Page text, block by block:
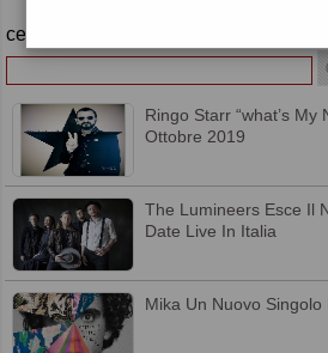
cerca
Ringo Starr “what’s My
Ottobre 2019
The Lumineers Esce Il
Date Live In Italia
Mika Un Nuovo